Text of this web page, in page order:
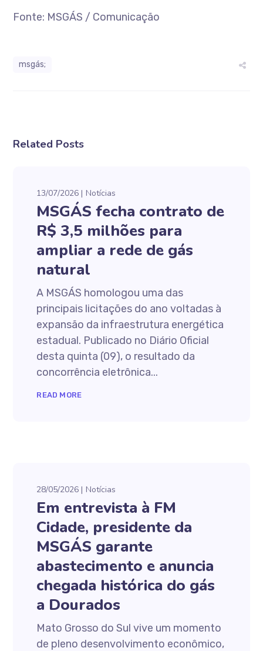
Fonte: MSGÁS / Comunicação
msgás;
Related Posts
13/07/2026 Notícias
MSGÁS fecha contrato de
R$ 3,5 milhões para
ampliar a rede de gás
natural
A MSGÁS homologou uma das
principais licitações do ano voltadas à
expansão da infraestrutura energética
estadual. Publicado no Diário Oficial
desta quinta (09), o resultado da
concorrência eletrônica...
READ MORE
28/05/2026 Notícias
Em entrevista à FM
Cidade, presidente da
MSGÁS garante
abastecimento e anuncia
chegada histórica do gás
a Dourados
Mato Grosso do Sul vive um momento
de pleno desenvolvimento econômico,